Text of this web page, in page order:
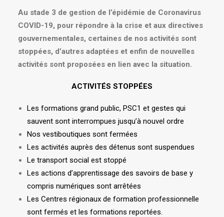
Au stade 3 de gestion de l’épidémie de Coronavirus
COVID-19, pour répondre à la crise et aux directives
gouvernementales, certaines de nos activités sont
stoppées, d’autres adaptées et enfin de nouvelles
activités sont proposées en lien avec la situation.
ACTIVITÉS STOPPÉES
Les formations grand public, PSC1 et gestes qui
sauvent sont interrompues jusqu’à nouvel ordre
Nos vestiboutiques sont fermées
Les activités auprès des détenus sont suspendues
Le transport social est stoppé
Les actions d’apprentissage des savoirs de base y
compris numériques sont arrêtées
Les Centres régionaux de formation professionnelle
sont fermés et les formations reportées.